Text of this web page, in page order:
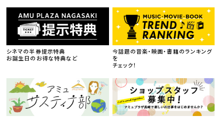
シネマの半券提示特典
お誕生日のお得な特典など
今話題の音楽・映画・書籍のランキング
を
チェック！